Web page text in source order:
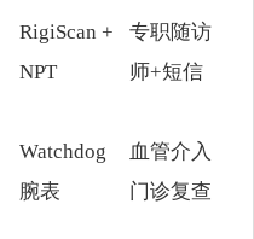
RigiScan +
NPT
专职随访
师+短信
Watchdog
腕表
血管介入
门诊复查